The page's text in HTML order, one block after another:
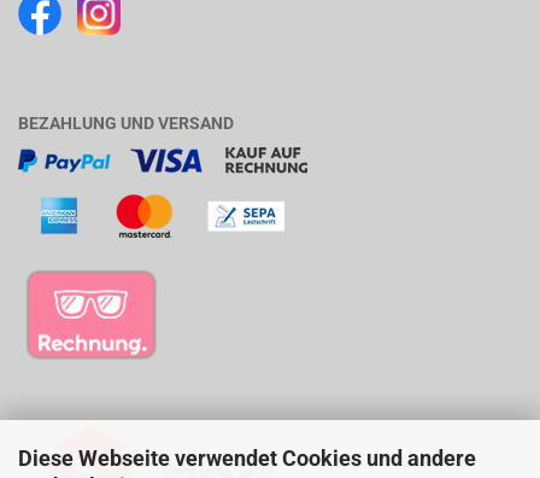
Diese Webseite verwendet Cookies und andere
BEZAHLUNG UND VERSAND